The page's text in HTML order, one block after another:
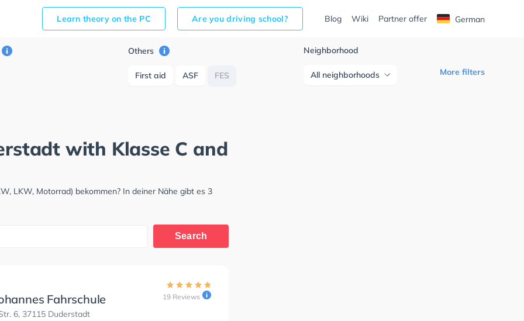
Learn theory on the PC Are you driving school? Blog Wiki Partner offer German
Others
First aid ASF FES
Neighborhood
All neighborhoods More filters
with Klasse C and
LKW, Motorrad) bekommen? In deiner Nähe gibt es 3
Search
Fahrschule
6, 37115 Duderstadt
19 Reviews